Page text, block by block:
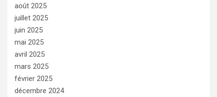
août 2025
juillet 2025
juin 2025
mai 2025
avril 2025
mars 2025
février 2025
décembre 2024